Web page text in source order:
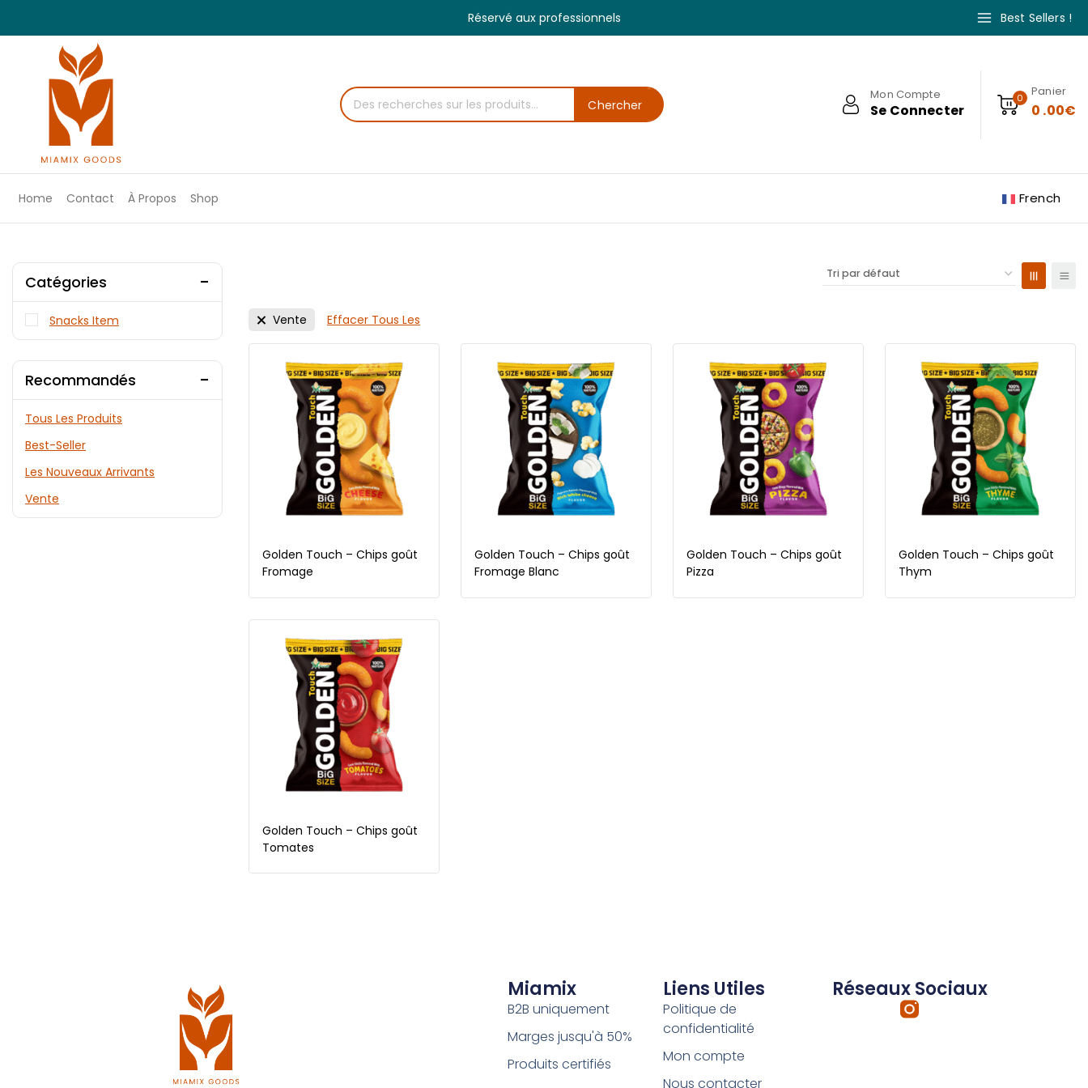
Réservé aux professionnels Best Sellers !
Chercher
Mon Compte
Se Connecter
0 Panier
0 .00€
Home Contact À Propos Shop French
Vente Effacer Tous Les
Golden Touch – Chips goût
Fromage
Golden Touch – Chips goût
Fromage Blanc
Golden Touch – Chips goût
Pizza
Golden Touch – Chips goût
Thym
Golden Touch – Chips goût
Tomates
Catégories
Snacks Item
Recommandés
Tous Les Produits
Best-Seller
Les Nouveaux Arrivants
Vente
Miamix
B2B uniquement
Marges jusqu'à 50%
Produits certifiés
Liens Utiles
Politique de
confidentialité
Mon compte
Nous contacter
Réseaux Sociaux